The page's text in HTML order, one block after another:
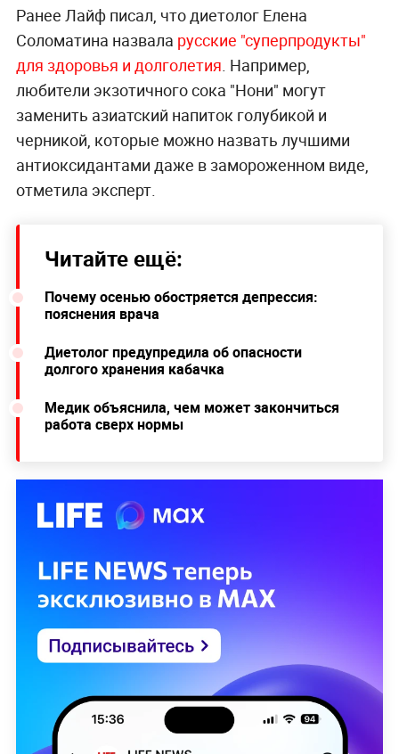
Ранее Лайф писал, что диетолог Елена
Соломатина назвала русские "суперпродукты"
для здоровья и долголетия. Например,
любители экзотичного сока "Нони" могут
заменить азиатский напиток голубикой и
черникой, которые можно назвать лучшими
антиоксидантами даже в замороженном виде,
отметила эксперт.
Читайте ещё:
Почему осенью обостряется депрессия:
пояснения врача
Диетолог предупредила об опасности
долгого хранения кабачка
Медик объяснила, чем может закончиться
работа сверх нормы